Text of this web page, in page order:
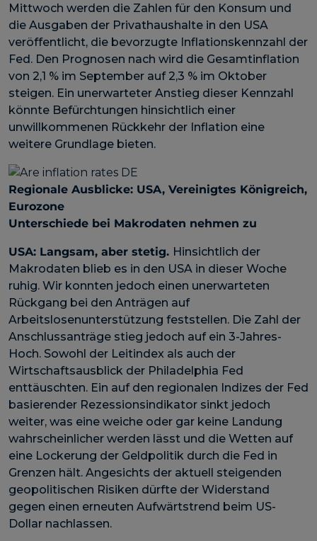
Mittwoch werden die Zahlen für den Konsum und
die Ausgaben der Privathaushalte in den USA
veröffentlicht, die bevorzugte Inflationskennzahl der
Fed. Den Prognosen nach wird die Gesamtinflation
von 2,1 % im September auf 2,3 % im Oktober
steigen. Ein unerwarteter Anstieg dieser Kennzahl
könnte Befürchtungen hinsichtlich einer
unwillkommenen Rückkehr der Inflation eine
weitere Grundlage bieten.
Regionale Ausblicke: USA, Vereinigtes Königreich,
Eurozone
Unterschiede bei Makrodaten nehmen zu
USA: Langsam, aber stetig. Hinsichtlich der
Makrodaten blieb es in den USA in dieser Woche
ruhig. Wir konnten jedoch einen unerwarteten
Rückgang bei den Anträgen auf
Arbeitslosenunterstützung feststellen. Die Zahl der
Anschlussanträge stieg jedoch auf ein 3-Jahres-
Hoch. Sowohl der Leitindex als auch der
Wirtschaftsausblick der Philadelphia Fed
enttäuschten. Ein auf den regionalen Indizes der Fed
basierender Rezessionsindikator sinkt jedoch
weiter, was eine weiche oder gar keine Landung
wahrscheinlicher werden lässt und die Wetten auf
eine Lockerung der Geldpolitik durch die Fed in
Grenzen hält. Angesichts der aktuell steigenden
geopolitischen Risiken dürfte der Widerstand
gegen einen erneuten Aufwärtstrend beim US-
Dollar nachlassen.